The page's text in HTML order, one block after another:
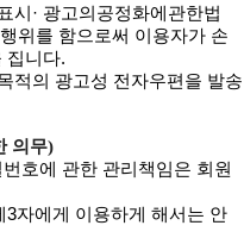
시· 광고의공정화에관한법
위를 함으로써 이용자가 손
집니다.
적의 광고성 전자우편을 발송
의무)
호에 관한 관리책임은 회원
자에게 이용하게 해서는 안